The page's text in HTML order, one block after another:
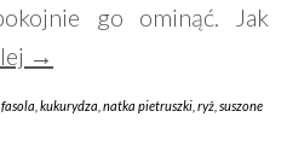
go ominąć. Jak
→
kukurydza natka pietruszki ryż suszone